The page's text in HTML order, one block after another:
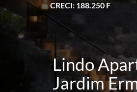
CRECI: 188.250 F
Lindo
Jardim